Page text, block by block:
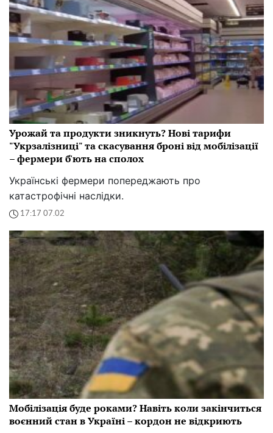
Урожай та продукти зникнуть? Нові тарифи
"Укрзалізниці" та скасування броні від мобілізації
– фермери б'ють на сполох
Українські фермери попереджають про
катастрофічні наслідки.
17:17 07.02
Мобілізація буде роками? Навіть коли закінчиться
воєнний стан в Україні – кордон не відкриють